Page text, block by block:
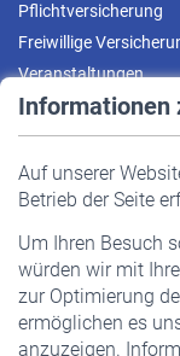
Informationen
Auf unserer
Betrieb der Seite
Um Ihren Besuch
würden wir mit
zur Optimierung
ermöglichen es
anzuzeigen.
Pflichtversicherung
Freiwillige
Veranstaltungen
Pflichtversicherung
Staatliche Förderung
Veranstaltungen